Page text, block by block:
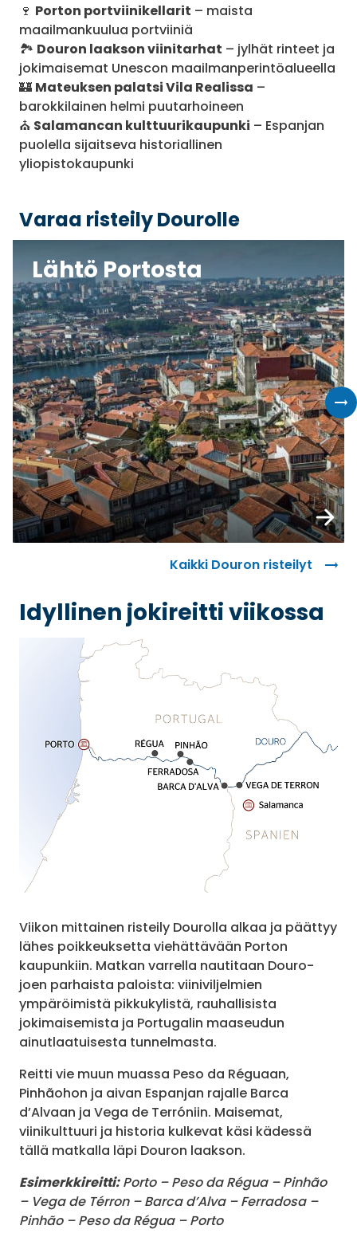
🍷 Porton portviinikellarit – maista
maailmankuulua portviiniä
🏞️ Douron laakson viinitarhat – jylhät rinteet ja
jokimaisemat Unescon maailmanperintöalueella
🏰 Mateuksen palatsi Vila Realissa –
barokkilainen helmi puutarhoineen
⛪ Salamancan kulttuurikaupunki – Espanjan
puolella sijaitseva historiallinen
yliopistokaupunki
Varaa risteily Dourolle
Lähtö Portosta
Varaa
Kaikki Douron risteilyt
Idyllinen jokireitti viikossa
Viikon mittainen risteily Dourolla alkaa ja päättyy
lähes poikkeuksetta viehättävään Porton
kaupunkiin. Matkan varrella nautitaan Douro-
joen parhaista paloista: viiniviljelmien
ympäröimistä pikkukylistä, rauhallisista
jokimaisemista ja Portugalin maaseudun
ainutlaatuisesta tunnelmasta.
Reitti vie muun muassa Peso da Réguaan,
Pinhãohon ja aivan Espanjan rajalle Barca
d’Alvaan ja Vega de Terróniin. Maisemat,
viinikulttuuri ja historia kulkevat käsi kädessä
tällä matkalla läpi Douron laakson.
Esimerkkireitti:Porto – Peso da Régua – Pinhão
– Vega de Térron – Barca d’Alva – Ferradosa –
Pinhão – Peso da Régua – Porto